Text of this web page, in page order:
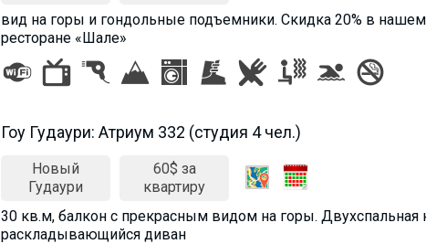
вид на горы и гондольные подъемники. Cкидка 20% в
ресторане «Шале»
Гоу Гудаури: Атриум 332 (студия 4 чел.)
Новый
Гудаури
60$ за
квартиру
30 кв.м, балкон с прекрасным видом на горы. Двухспальная
раскладывающийся диван